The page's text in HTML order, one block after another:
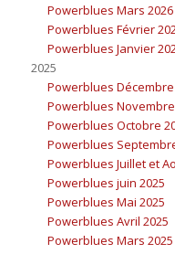
Powerblues Mars 2026
Powerblues Février
Powerblues Janvier
2025
Powerblues Décembre
Powerblues Novembre
Powerblues Octobre
Powerblues
Powerblues Juillet et
Powerblues juin 2025
Powerblues Mai 2025
Powerblues Avril 2025
Powerblues Mars 2025